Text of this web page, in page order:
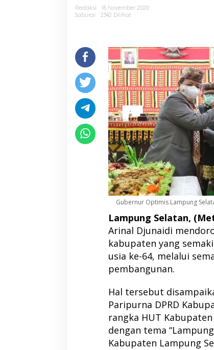
Redaksi
16 November 2020
Saburai
2342 Dilihat
Gubernur Optimis Lampung
Lampung Selatan,
Arinal Djunaidi
kabupaten yang
usia ke-64, melalui
pembangunan.
Hal tersebut
Paripurna DPRD
rangka HUT
dengan tema
Kabupaten Lampung